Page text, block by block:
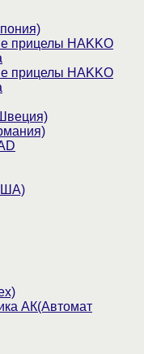
прицелы HAKKO
прицелы HAKKO
АК(Автомат